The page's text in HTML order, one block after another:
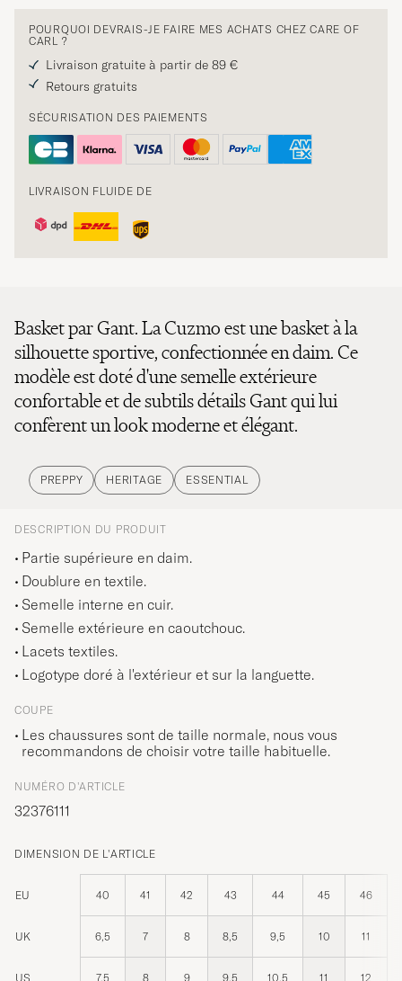
POURQUOI DEVRAIS-JE FAIRE MES ACHATS CHEZ CARE OF
CARL ?
Livraison gratuite à partir de 89 €
Retours gratuits
SÉCURISATION DES PAIEMENTS
LIVRAISON FLUIDE DE
Basket par Gant. La Cuzmo est une basket à la
silhouette sportive, confectionnée en daim. Ce
modèle est doté d'une semelle extérieure
confortable et de subtils détails Gant qui lui
confèrent un look moderne et élégant.
PREPPY HERITAGE ESSENTIAL
DESCRIPTION DU PRODUIT
Partie supérieure en daim.
Doublure en textile.
Semelle interne en cuir.
Semelle extérieure en caoutchouc.
Lacets textiles.
Logotype doré à l'extérieur et sur la languette.
COUPE
Les chaussures sont de taille normale, nous vous
recommandons de choisir votre taille habituelle.
NUMÉRO D'ARTICLE
32376111
DIMENSION DE L'ARTICLE
EU 40 41 42 43 44 45 46
UK 6,5 7 8 8,5 9,5 10 11
US 7,5 8 9 9,5 10,5 11 12